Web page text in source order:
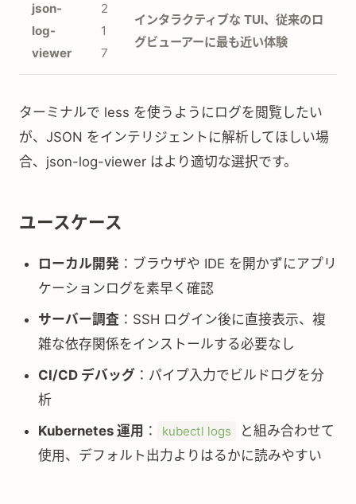
json-
log-
viewer
2
1
7
インタラクティブな TUI、従来のロ
グビューアーに最も近い体験
ターミナルで less を使うようにログを閲覧したい
が、JSON をインテリジェントに解析してほしい場
合、json-log-viewer はより適切な選択です。
ユースケース
ローカル開発 ：ブラウザや IDE を開かずにアプリ
ケーションログを素早く確認
サーバー調査 ：SSH ログイン後に直接表示、複
雑な依存関係をインストールする必要なし
CI/CD デバッグ ：パイプ入力でビルドログを分
析
Kubernetes 運用 ： kubectl logs
と組み合わせて
使用、デフォルト出力よりはるかに読みやすい